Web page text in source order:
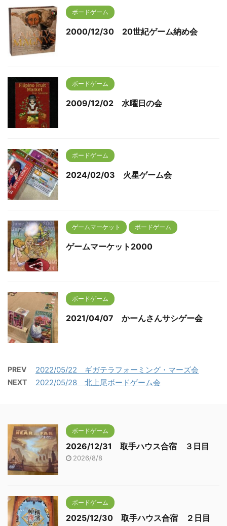
ボードゲーム
2000/12/30 20世紀ゲーム納め会
ボードゲーム
2009/12/02 水曜日の会
ボードゲーム
2024/02/03 火星ゲーム会
ゲームマーケット ボードゲーム
ゲームマーケット2000
ボードゲーム
2021/04/07 かーんさんサシゲー会
PREV 2022/05/22 ギガテラフォーミング・マーズ会
NEXT 2022/05/28 北上尾ボードゲーム会
ボードゲーム
2026/12/31 取手ハウス合宿 ３日目
2026/8/8
ボードゲーム
2025/12/30 取手ハウス合宿 ２日目